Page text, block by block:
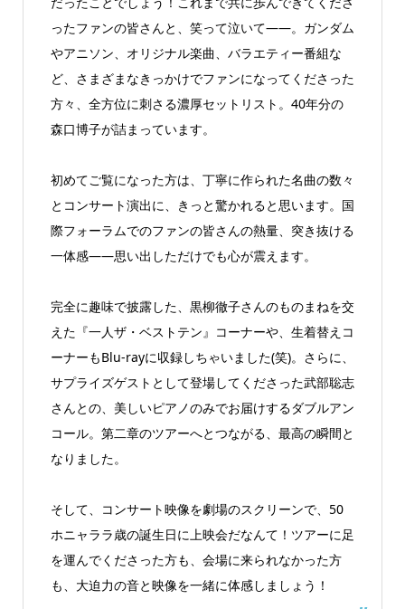
ったファンの皆さんと、笑って泣いて――。ガンダム
やアニソン、オリジナル楽曲、バラエティー番組な
ど、さまざまなきっかけでファンになってくださった
方々、全方位に刺さる濃厚セットリスト。40年分の
森口博子が詰まっています。
初めてご覧になった方は、丁寧に作られた名曲の数々
とコンサート演出に、きっと驚かれると思います。国
際フォーラムでのファンの皆さんの熱量、突き抜ける
一体感――思い出しただけでも心が震えます。
完全に趣味で披露した、黒柳徹子さんのものまねを交
えた『一人ザ・ベストテン』コーナーや、生着替えコ
ーナーもBlu-rayに収録しちゃいました(笑)。さらに、
サプライズゲストとして登場してくださった武部聡志
さんとの、美しいピアノのみでお届けするダブルアン
コール。第二章のツアーへとつながる、最高の瞬間と
なりました。
そして、コンサート映像を劇場のスクリーンで、50
ホニャララ歳の誕生日に上映会だなんて！ツアーに足
を運んでくださった方も、会場に来られなかった方
も、大迫力の音と映像を一緒に体感しましょう！